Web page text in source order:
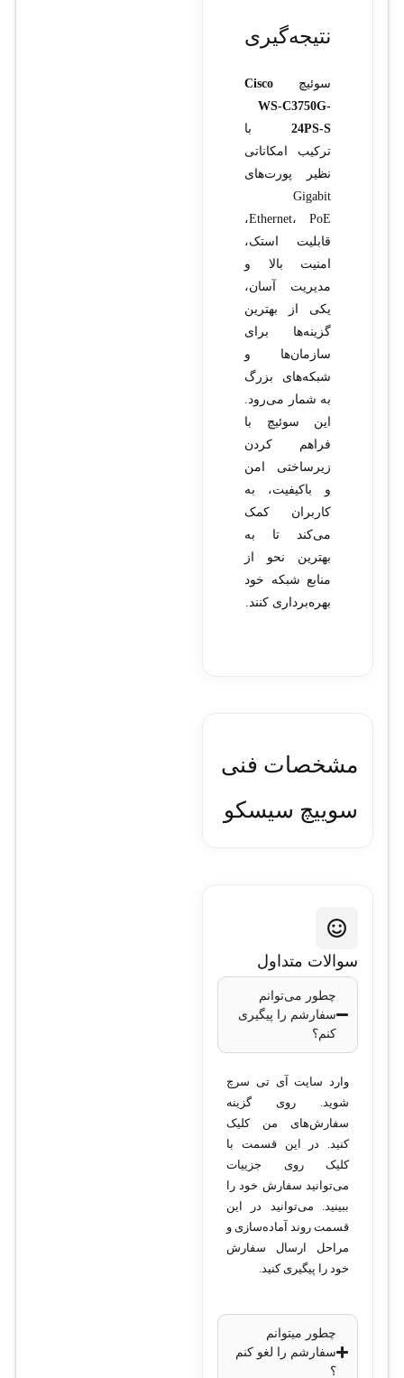
نتیجه‌گیری
سوئیچ Cisco
WS-C3750G-
24PS-Sبا
ترکیب امکاناتی
نظیر پورت‌های
Gigabit
Ethernet، PoE،
قابلیت استک،
امنیت بالا و
مدیریت آسان،
یکی از بهترین
گزینه‌ها برای
سازمان‌ها و
شبکه‌های بزرگ
به شمار می‌رود.
این سوئیچ با
فراهم کردن
زیرساختی امن
و باکیفیت، به
کاربران کمک
می‌کند تا به
بهترین نحو از
منابع شبکه خود
بهره‌برداری کنند.
مشخصات فنی
سوييچ سيسکو
24PS-S
تعداد پورت‌های
اترنت: 24 پورت
10/100/1000
پورت‌های آپلینک
اسلات
SFP
(اختیاری)
قابلیت PoE
: حداکثر
370 وات
ظرفیت سوئیچینگ
128 گیگابیت بر ثانیه
نرخ ارسال
مگابایت
سوالات متداول
چطور می‌توانم
سفارشم را پیگیری
کنم؟
وارد سایت آی تی سرچ
شوید. روی گزینه
سفارش‌های من کلیک
کنید. در این قسمت با
کلیک روی جزییات
می‌توانید سفارش خود را
ببینید. می‌توانید در این
قسمت روند آماده‌سازی و
مراحل ارسال سفارش
خود را پیگیری کنید.
چطور میتوانم
سفارشم را لغو کنم
؟